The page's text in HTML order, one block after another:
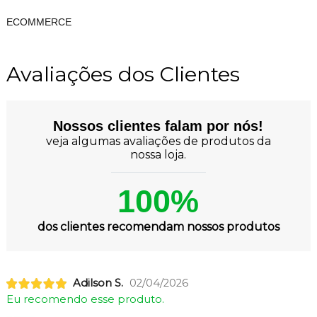
ECOMMERCE
Avaliações dos Clientes
Nossos clientes falam por nós!
veja algumas avaliações de produtos da
nossa loja.
100%
dos clientes recomendam nossos produtos
Adilson S. 02/04/2026
Eu recomendo esse produto.